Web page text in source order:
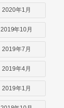
2020年1月
2019年10月
2019年7月
2019年4月
2019年1月